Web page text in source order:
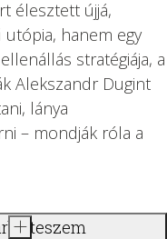
élesztett újjá,
hanem egy
stratégiája, a
Alekszandr Dugint
lánya
– mondják róla a
+ teszem